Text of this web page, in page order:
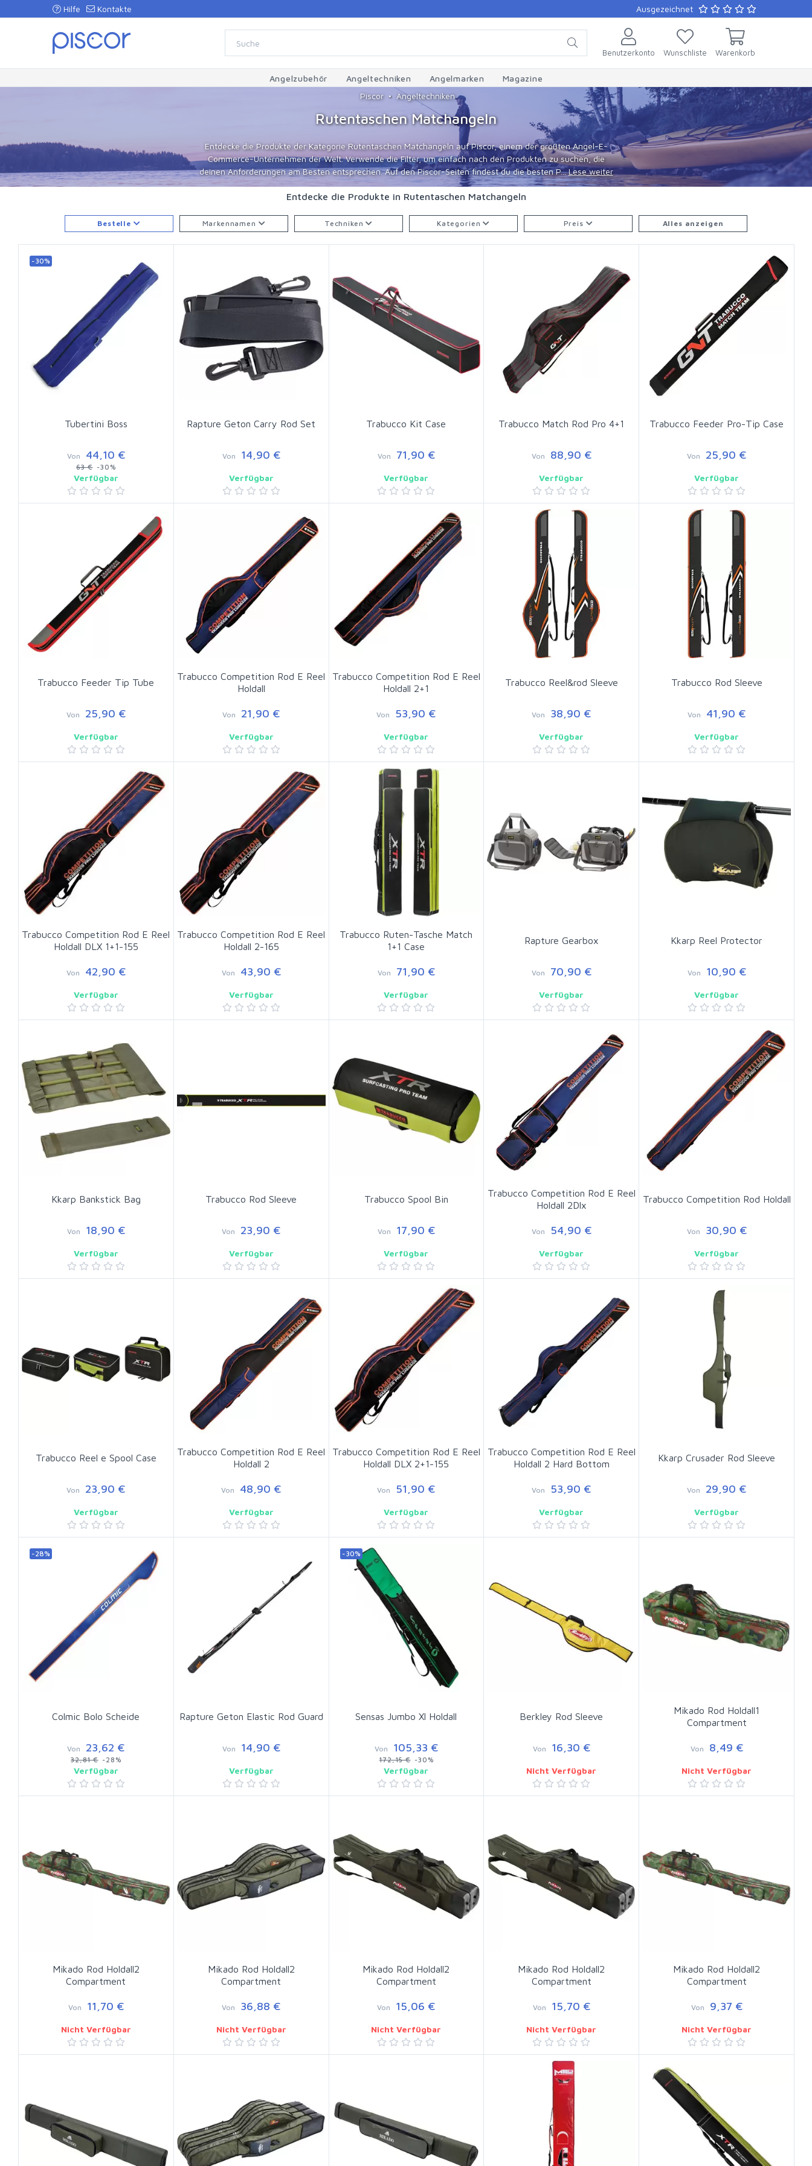
Hilfe Kontakte Ausgezeichnet
Benutzerkonto Wunschliste Warenkorb
Angelzubehör Angeltechniken Angelmarken
Magazine
Piscor
Angeltechniken
Rutentaschen Matchangeln
Entdecke die Produkte der Kategorie Rutentaschen Matchangeln auf Piscor, einem der größten Angel-E-
Commerce-Unternehmen der Welt. Verwende die Filter, um einfach nach den Produkten zu suchen, die
deinen Anforderungen am Besten entsprechen. Auf den Piscor-Seiten findest du die besten P... Lese weiter
Entdecke die Produkte in Rutentaschen Matchangeln
Bestelle Markennamen Techniken Kategorien Preis Alles anzeigen
-30%
Tubertini Boss
Von 44,10 €
63 €-30%
Verfügbar
Rapture Geton Carry Rod Set
Von 14,90 €
Verfügbar
Trabucco Kit Case
Von 71,90 €
Verfügbar
Trabucco Match Rod Pro 4+1
Von 88,90 €
Verfügbar
Trabucco Feeder Pro-Tip Case
Von 25,90 €
Verfügbar
Trabucco Feeder Tip Tube
Von 25,90 €
Verfügbar
Trabucco Competition Rod E Reel
Holdall
Von 21,90 €
Verfügbar
Trabucco Competition Rod E Reel
Holdall 2+1
Von 53,90 €
Verfügbar
Trabucco Reel&rod Sleeve
Von 38,90 €
Verfügbar
Trabucco Rod Sleeve
Von 41,90 €
Verfügbar
Trabucco Competition Rod E Reel
Holdall DLX 1+1-155
Von 42,90 €
Verfügbar
Trabucco Competition Rod E Reel
Holdall 2-165
Von 43,90 €
Verfügbar
Trabucco Ruten-Tasche Match
1+1 Case
Von 71,90 €
Verfügbar
Rapture Gearbox
Von 70,90 €
Verfügbar
Kkarp Reel Protector
Von 10,90 €
Verfügbar
Kkarp Bankstick Bag
Von 18,90 €
Verfügbar
Trabucco Rod Sleeve
Von 23,90 €
Verfügbar
Trabucco Spool Bin
Von 17,90 €
Verfügbar
Trabucco Competition Rod E Reel
Holdall 2Dlx
Von 54,90 €
Verfügbar
Trabucco Competition Rod Holdall
Von 30,90 €
Verfügbar
Trabucco Reel e Spool Case
Von 23,90 €
Verfügbar
Trabucco Competition Rod E Reel
Holdall 2
Von 48,90 €
Verfügbar
Trabucco Competition Rod E Reel
Holdall DLX 2+1-155
Von 51,90 €
Verfügbar
Trabucco Competition Rod E Reel
Holdall 2 Hard Bottom
Von 53,90 €
Verfügbar
Kkarp Crusader Rod Sleeve
Von 29,90 €
Verfügbar
-28%
Colmic Bolo Scheide
Von 23,62 €
32,81 €-28%
Verfügbar
Rapture Geton Elastic Rod Guard
Von 14,90 €
Verfügbar
-30%
Sensas Jumbo Xl Holdall
Von 105,33 €
172,15 €-30%
Verfügbar
Berkley Rod Sleeve
Von 16,30 €
Nicht Verfügbar
Mikado Rod Holdall1
Compartment
Von 8,49 €
Nicht Verfügbar
Mikado Rod Holdall2
Compartment
Von 11,70 €
Nicht Verfügbar
Mikado Rod Holdall2
Compartment
Von 36,88 €
Nicht Verfügbar
Mikado Rod Holdall2
Compartment
Von 15,06 €
Nicht Verfügbar
Mikado Rod Holdall2
Compartment
Von 15,70 €
Nicht Verfügbar
Mikado Rod Holdall2
Compartment
Von 9,37 €
Nicht Verfügbar